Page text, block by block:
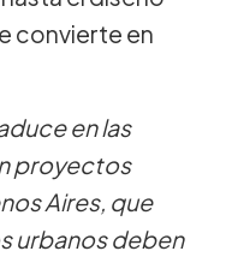
convierte en
en las
proyectos
Aires, que
urbanos deben